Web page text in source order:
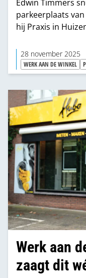
Edwin Timmers
parkeerplaats
hij Praxis in
28 november 2025
WERK AAN DE WINKEL
Werk aan
zaagt dit